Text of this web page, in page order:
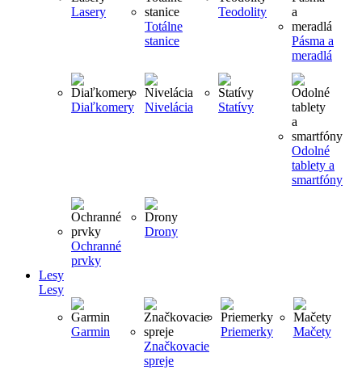
Lasery
Totálne
stanice
Teodolity
Pásma a
meradlá
Diaľkomery Nivelácia Statívy
Odolné
tablety a
smartfóny
Ochranné
prvky
Drony
Lesy
Lesy
Garmin
Značkovacie
spreje
Priemerky Mačety